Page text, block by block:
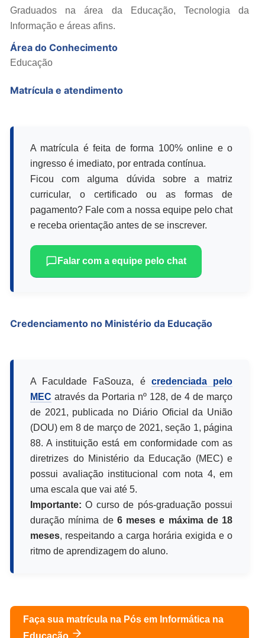
Graduados na área da Educação, Tecnologia da
Informação e áreas afins.
Área do Conhecimento
Educação
Matrícula e atendimento
A matrícula é feita de forma 100% online e o
ingresso é imediato, por entrada contínua.
Ficou com alguma dúvida sobre a matriz
curricular, o certificado ou as formas de
pagamento? Fale com a nossa equipe pelo chat
e receba orientação antes de se inscrever.
Falar com a equipe pelo chat
Credenciamento no Ministério da Educação
A Faculdade FaSouza, é credenciada pelo
MEC através da Portaria nº 128, de 4 de março
de 2021, publicada no Diário Oficial da União
(DOU) em 8 de março de 2021, seção 1, página
88. A instituição está em conformidade com as
diretrizes do Ministério da Educação (MEC) e
possui avaliação institucional com nota 4, em
uma escala que vai até 5.
Importante: O curso de pós-graduação possui
duração mínima de 6 meses e máxima de 18
meses, respeitando a carga horária exigida e o
ritmo de aprendizagem do aluno.
Faça sua matrícula na Pós em Informática na
Educação